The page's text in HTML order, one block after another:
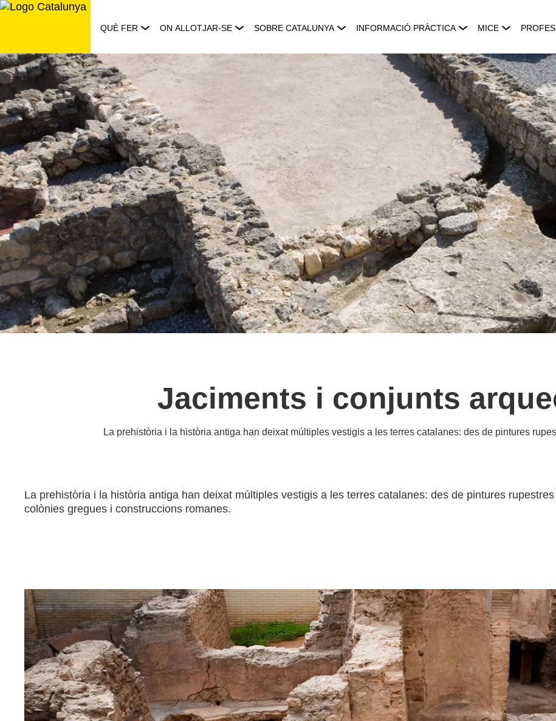
Saltar
QUÈ FER ON ALLOTJAR-SE SOBRE CATALUNYA INFORMACIÓ PRÀCTICA MICE
Jaciments i conjunts
La prehistòria i la història antiga han deixat múltiples vestigis a les terres catalanes: des de pintures
La prehistòria i la història antiga han deixat múltiples vestigis a les terres catalanes: des de pintures
colònies gregues i construccions romanes.